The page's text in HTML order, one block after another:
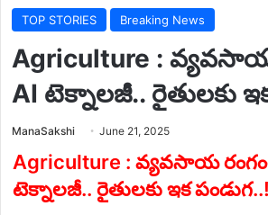
TOP STORIES Breaking News
Agriculture :
AI టెక్నాలజీ.. రైతులకు
ManaSakshiSend
email
June 21, 2025
Agriculture : వ్యవసాయ
టెక్నాలజీ.. రైతులకు ఇక పండుగ..!